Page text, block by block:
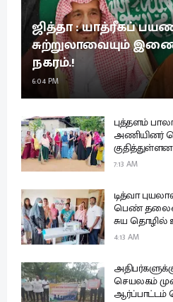
ஜித்தா : யாத்ரீகப்
சுற்றுலாவையும்
நகரம்.!
6:04 PM
புத்தளம்
அணியினர்
7:13 AM
டித்வா
பெண்
சுய தொழில்
4:13 AM
செயலகம்
ஆர்ப்பாட்டம்